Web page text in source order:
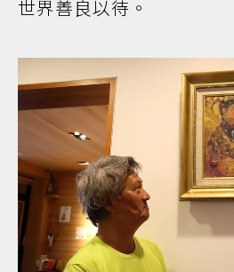
世界善良以待。